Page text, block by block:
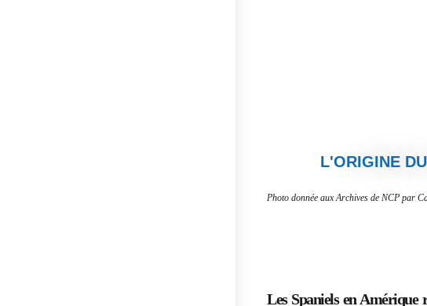
L'ORIGINE
Photo donnée aux Archives de NCP par
Les Spaniels en Amérique